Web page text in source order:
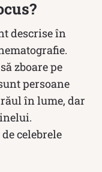
descrise în
zboare pe
persoane
în lume, dar
celebrele